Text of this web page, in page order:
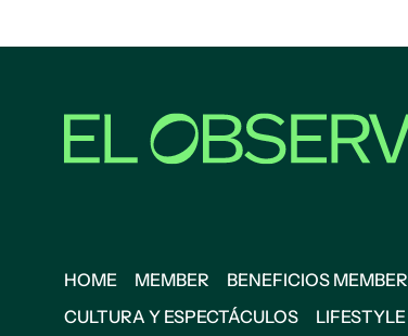
HOME MEMBER BENEFICIOS MEMBER
CULTURA Y ESPECTÁCULOS
LIFESTYLE